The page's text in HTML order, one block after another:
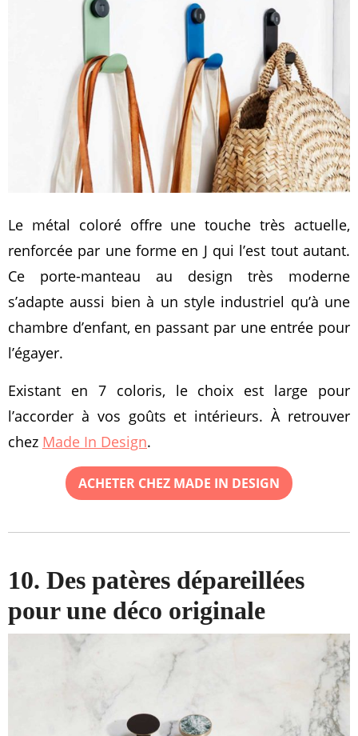
Le métal coloré offre une touche très actuelle,
renforcée par une forme en J qui l’est tout autant.
Ce porte-manteau au design très moderne
s’adapte aussi bien à un style industriel qu’à une
chambre d’enfant, en passant par une entrée pour
l’égayer.
Existant en 7 coloris, le choix est large pour
l’accorder à vos goûts et intérieurs. À retrouver
chez Made In Design.
ACHETER CHEZ MADE IN DESIGN
10. Des patères dépareillées
pour une déco originale